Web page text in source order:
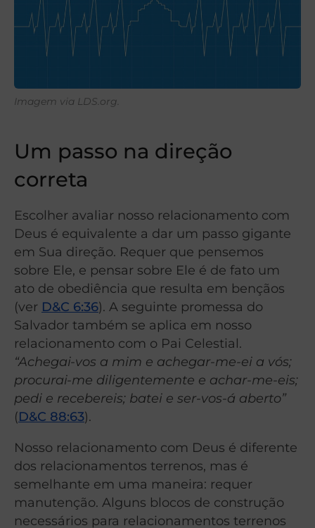
Imagem via LDS.org.
Um passo na direção
correta
Escolher avaliar nosso relacionamento com
Deus é equivalente a dar um passo gigante
em Sua direção. Requer que pensemos
sobre Ele, e pensar sobre Ele é de fato um
ato de obediência que resulta em bençãos
(ver D&C 6:36). A seguinte promessa do
Salvador também se aplica em nosso
relacionamento com o Pai Celestial.
“Achegai-vos a mim e achegar-me-ei a vós;
procurai-me diligentemente e achar-me-eis;
pedi e recebereis; batei e ser-vos-á aberto”
(D&C 88:63).
Nosso relacionamento com Deus é diferente
dos relacionamentos terrenos, mas é
semelhante em uma maneira: requer
manutenção. Alguns blocos de construção
necessários para relacionamentos terrenos